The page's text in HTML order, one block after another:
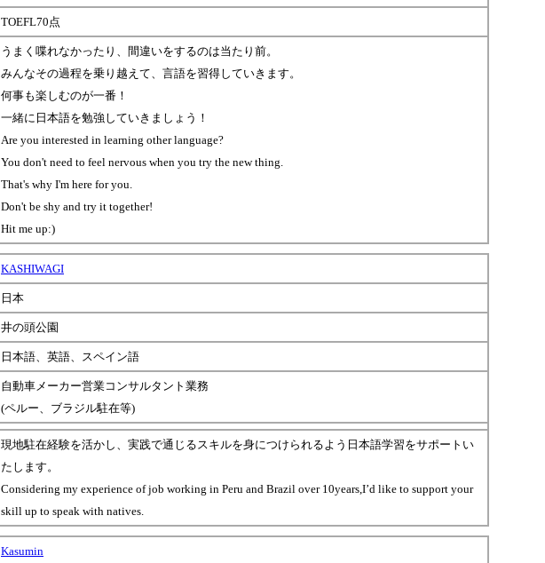
TOEFL70点
うまく喋れなかったり、間違いをするのは当たり前。
みんなその過程を乗り越えて、言語を習得していきます。
何事も楽しむのが一番！
一緒に日本語を勉強していきましょう！
Are you interested in learning other language?
You don't need to feel nervous when you try the new thing.
That's why I'm here for you.
Don't be shy and try it together!
Hit me up:)
KASHIWAGI
日本
井の頭公園
日本語、英語、スペイン語
自動車メーカー営業コンサルタント業務
(ペルー、ブラジル駐在等)
現地駐在経験を活かし、実践で通じるスキルを身につけられるよう日本語学習をサポートい
たします。
Considering my experience of job working in Peru and Brazil over 10years,I’d like to support your
skill up to speak with natives.
Kasumin